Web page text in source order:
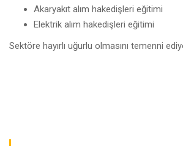
Akaryakıt alım hakedişleri eğitimi
Elektrik alım hakedişleri eğitimi
Sektöre hayırlı uğurlu olmasını temenni